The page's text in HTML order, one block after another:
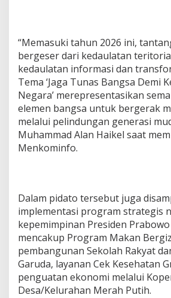
a
l
k
e
1
1
8
T
0
2
“Memasuki tahun 2026 ini,
bergeser dari kedaulatan
kedaulatan informasi dan
Tema ‘Jaga Tunas Bangsa Demi
Negara’ merepresentasikan
elemen bangsa untuk bergerak
melalui pelindungan generasi
Muhammad Alan Haikel saat
Menkominfo.
Dalam pidato tersebut juga
implementasi program strategis
kepemimpinan Presiden
mencakup Program Makan
pembangunan Sekolah Rakyat
Garuda, layanan Cek Kesehatan
penguatan ekonomi melalui
Desa/Kelurahan Merah Putih.